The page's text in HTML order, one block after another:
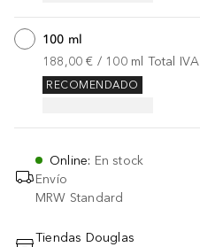
100 ml
188,00 € / 100 ml Total IVA
RECOMENDADO
Online: En stock
Envío
MRW Standard
Tiendas Douglas